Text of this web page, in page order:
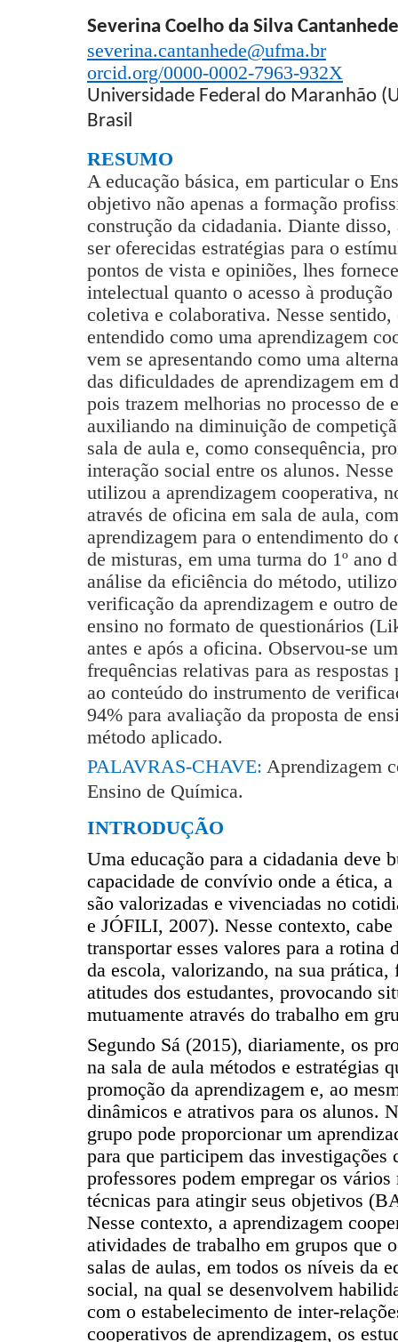
Severina Coelho da Silva Cantanhede
severina.cantanhede@ufma.br
orcid.org/0000-0002-7963-932X
Universidade Federal do Maranhão
Brasil
RESUMO
A educação básica, em particular o
objetivo não apenas a formação
construção da cidadania. Diante
ser oferecidas estratégias para o
pontos de vista e opiniões, lhes
intelectual quanto o acesso à
coletiva e colaborativa. Nesse sentido,
entendido como uma aprendizagem
vem se apresentando como uma
das dificuldades de aprendizagem em
pois trazem melhorias no processo de
auxiliando na diminuição de
sala de aula e, como consequência,
interação social entre os alunos.
utilizou a aprendizagem cooperativa,
através de oficina em sala de aula,
aprendizagem para o entendimento do
de misturas, em uma turma do 1º ano
análise da eficiência do método,
verificação da aprendizagem e outro
ensino no formato de questionários
antes e após a oficina. Observou-se
frequências relativas para as
ao conteúdo do instrumento de
94% para avaliação da proposta de
método aplicado.
PALAVRAS-CHAVE: Aprendizagem
Ensino de Química.
INTRODUÇÃO
Uma educação para a cidadania deve
capacidade de convívio onde a ética,
são valorizadas e vivenciadas no
e JÓFILI, 2007). Nesse contexto,
transportar esses valores para a rotina
da escola, valorizando, na sua prática,
atitudes dos estudantes, provocando
mutuamente através do trabalho em
Segundo Sá (2015), diariamente, os
na sala de aula métodos e estratégias
promoção da aprendizagem e, ao
dinâmicos e atrativos para os alunos.
grupo pode proporcionar um
para que participem das investigações
professores podem empregar os
técnicas para atingir seus objetivos
Nesse contexto, a aprendizagem
atividades de trabalho em grupos que
salas de aulas, em todos os níveis da
social, na qual se desenvolvem
com o estabelecimento de inter-
cooperativos de aprendizagem, os